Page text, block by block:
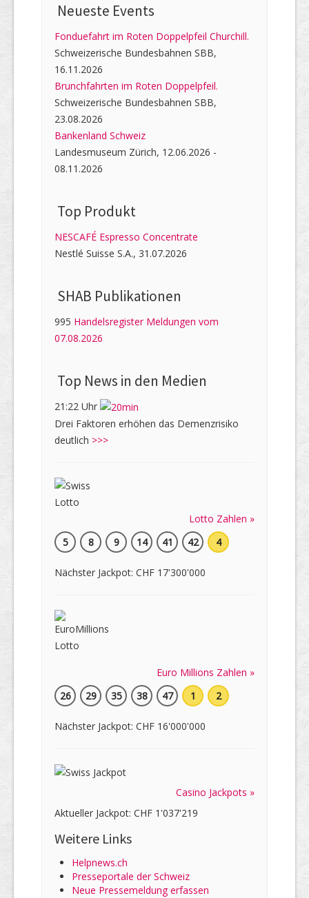
Neueste Events
Fonduefahrt im Roten Doppelpfeil Churchill.
Schweizerische Bundesbahnen SBB,
16.11.2026
Brunchfahrten im Roten Doppelpfeil.
Schweizerische Bundesbahnen SBB,
23.08.2026
Bankenland Schweiz
Landesmuseum Zürich, 12.06.2026 -
08.11.2026
Top Produkt
NESCAFÉ Espresso Concentrate
Nestlé Suisse S.A., 31.07.2026
SHAB Publi­kati­onen
995 Handelsregister Meldungen vom
07.08.2026
Top News in den Medien
21:22 Uhr
Drei Faktoren erhöhen das Demenzrisiko
deutlich >>>
Lotto Zahlen »
5
8 9 14 41 42 4
Nächster Jackpot: CHF 17'300'000
Euro Millions Zahlen »
26
29 35 38 47 1 2
Nächster Jackpot: CHF 16'000'000
Casino Jackpots »
Aktueller Jackpot: CHF 1'037'219
Weitere Links
Helpnews.ch
Presseportale der Schweiz
Neue Pressemeldung erfassen